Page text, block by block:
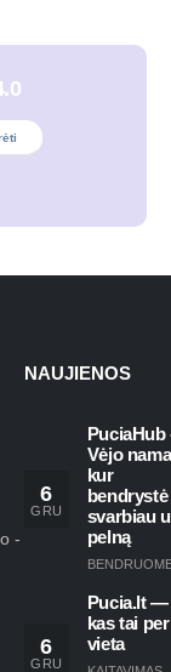
-
NAUJIENOS
6
GRU
PuciaHub
Vėjo
kur
bendrystė
svarbiau
pelną
6
GRU
Pucia.lt —
kas tai per
vieta